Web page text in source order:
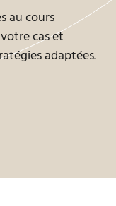
au cours
cas et
adaptées.